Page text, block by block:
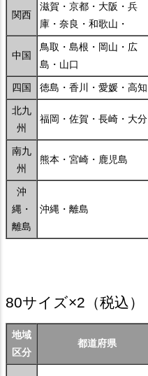
関西
滋賀・京都・大阪・兵
庫・奈良・和歌山・
中国
鳥取・島根・岡山・広
島・山口
四国 徳島・香川・愛媛・高知
北九
州
福岡・佐賀・長崎・大分
南九
州
熊本・宮崎・鹿児島
沖
縄・
離島
沖縄・離島
80サイズ×2 （税込）
地域
区分
都道府県